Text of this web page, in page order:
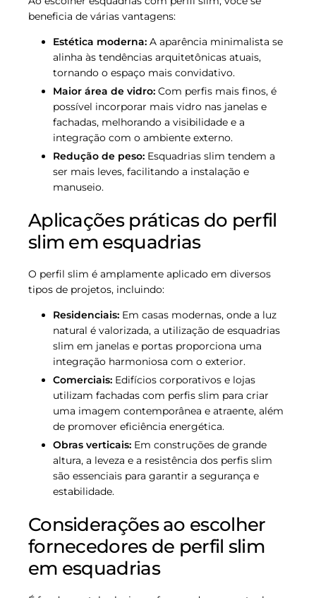
beneficia de várias vantagens:
Estética moderna: A aparência minimalista se
alinha às tendências arquitetônicas atuais,
tornando o espaço mais convidativo.
Maior área de vidro: Com perfis mais finos, é
possível incorporar mais vidro nas janelas e
fachadas, melhorando a visibilidade e a
integração com o ambiente externo.
Redução de peso: Esquadrias slim tendem a
ser mais leves, facilitando a instalação e
manuseio.
Aplicações práticas do perfil
slim em esquadrias
O perfil slim é amplamente aplicado em diversos
tipos de projetos, incluindo:
Residenciais: Em casas modernas, onde a luz
natural é valorizada, a utilização de esquadrias
slim em janelas e portas proporciona uma
integração harmoniosa com o exterior.
Comerciais: Edifícios corporativos e lojas
utilizam fachadas com perfis slim para criar
uma imagem contemporânea e atraente, além
de promover eficiência energética.
Obras verticais: Em construções de grande
altura, a leveza e a resistência dos perfis slim
são essenciais para garantir a segurança e
estabilidade.
Considerações ao escolher
fornecedores de perfil slim
em esquadrias